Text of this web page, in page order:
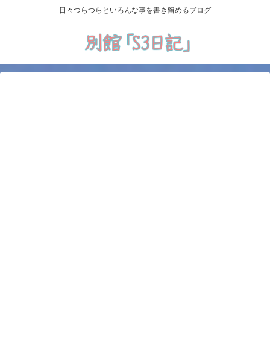
日々つらつらといろんな事を書き留めるブログ